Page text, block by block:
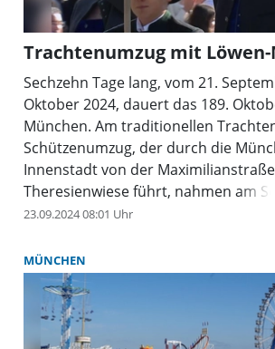
Trachtenumzug mit
Sechzehn Tage lang, vom 21.
Oktober 2024, dauert das 189.
München. Am traditionellen
Schützenumzug, der durch die
Innenstadt von der
Theresienwiese führt, nahmen am
9500 Trachtler, Schützen und
Zuschauer am Straßenrand winkten
Umzugsteilnehmern zu. Mitten
Sparte des TSV 1860 München.
23.09.2024 08:01 Uhr
MÜNCHEN